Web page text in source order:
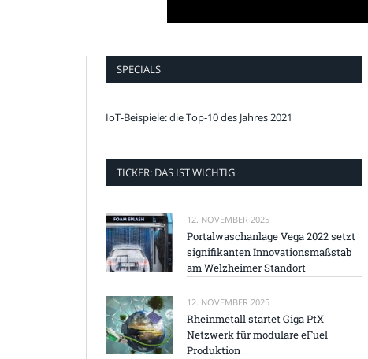
SPECIALS
IoT-Beispiele: die Top-10 des Jahres 2021
TICKER: DAS IST WICHTIG
12. NOVEMBER 2025
Portalwaschanlage Vega 2022 setzt
signifikanten Innovationsmaßstab
am Welzheimer Standort
12. NOVEMBER 2025
Rheinmetall startet Giga PtX
Netzwerk für modulare eFuel
Produktion